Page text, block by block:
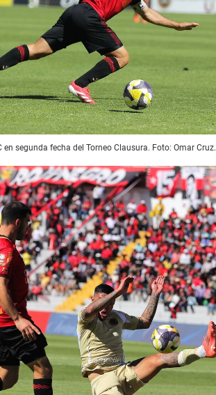
en segunda fecha del Torneo Clausura. Foto: Omar Cruz.